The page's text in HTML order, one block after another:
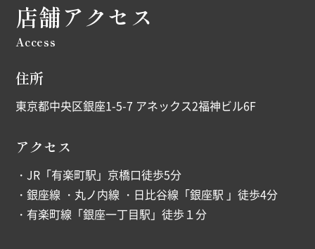
店舗アクセス
Access
住所
東京都中央区銀座1-5-7 アネックス2福神ビル6F
アクセス
・JR「有楽町駅」京橋口徒歩5分
・銀座線 ・丸ノ内線 ・日比谷線「銀座駅 」徒歩4分
・有楽町線「銀座一丁目駅」徒歩１分